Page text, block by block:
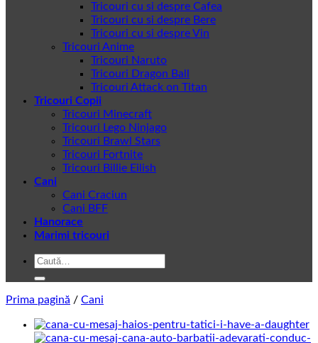
Tricouri cu si despre Cafea
Tricouri cu si despre Bere
Tricouri cu si despre Vin
Tricouri Anime
Tricouri Naruto
Tricouri Dragon Ball
Tricouri Attack on Titan
Tricouri Copii
Tricouri Minecraft
Tricouri Lego Ninjago
Tricouri Brawl Stars
Tricouri Fortnite
Tricouri Billie Eilish
Cani
Cani Craciun
Cani BFF
Hanorace
Marimi tricouri
Caută
Prima pagină / Cani